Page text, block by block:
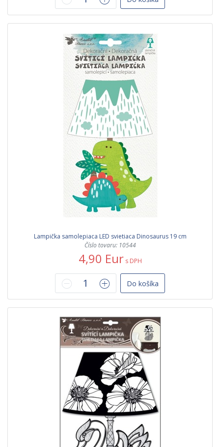
Lampička samolepiaca LED svietiaca Dinosaurus 19 cm
Číslo tovaru: 10544
4,90 Eur s DPH
Do košíka